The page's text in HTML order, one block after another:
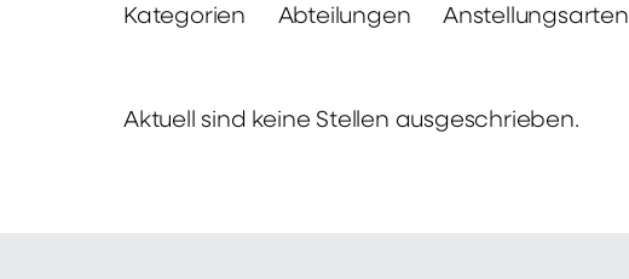
Kategorien Abteilungen Anstellungsarten
Aktuell sind keine Stellen ausgeschrieben.